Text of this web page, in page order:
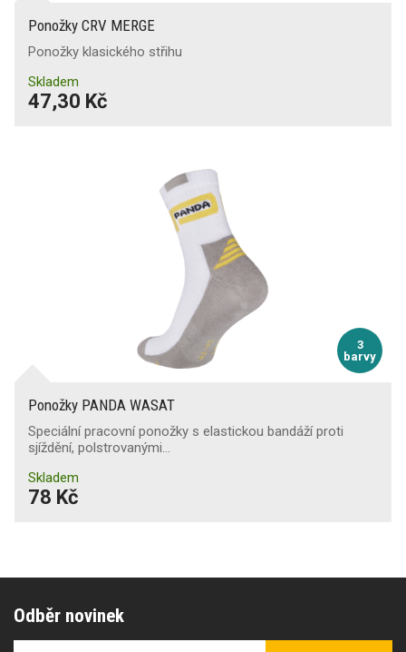
Ponožky CRV MERGE
Ponožky klasického střihu
Skladem
47,30 Kč
3
barvy
Ponožky PANDA WASAT
Speciální pracovní ponožky s elastickou bandáží proti
sjíždění, polstrovanými…
Skladem
78 Kč
Odběr novinek